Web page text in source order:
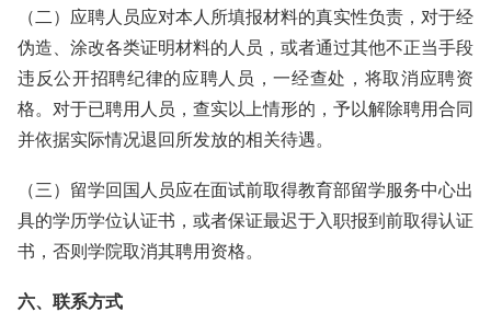
（二）应聘人员应对本人所填报材料的真实性负责，对于经
伪造、涂改各类证明材料的人员，或者通过其他不正当手段
违反公开招聘纪律的应聘人员，一经查处，将取消应聘资
格。对于已聘用人员，查实以上情形的，予以解除聘用合同
并依据实际情况退回所发放的相关待遇。
（三）留学回国人员应在面试前取得教育部留学服务中心出
具的学历学位认证书，或者保证最迟于入职报到前取得认证
书，否则学院取消其聘用资格。
六、联系方式